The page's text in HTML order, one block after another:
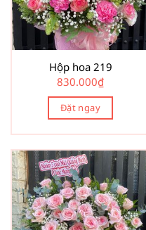
Hộp hoa 219
830.000₫
Đặt ngay